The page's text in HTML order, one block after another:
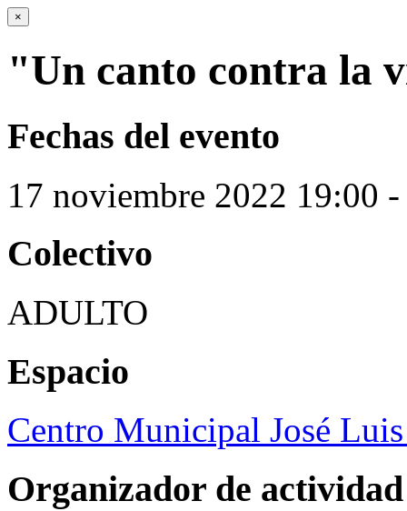
×
"Un canto contra la
Fechas del evento
17 noviembre 2022 19:00
Colectivo
ADULTO
Espacio
Centro Municipal José
Organizador de actividad